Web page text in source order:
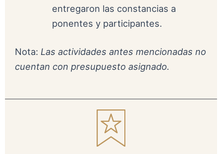
entregaron las constancias a
ponentes y participantes.
Nota: Las actividades antes mencionadas no
cuentan con presupuesto asignado.